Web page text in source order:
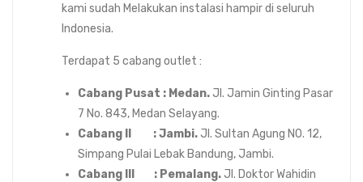
kami sudah Melakukan instalasi hampir di seluruh
Indonesia.
Terdapat 5 cabang outlet :
Cabang Pusat : Medan. Jl. Jamin Ginting Pasar
7 No. 843, Medan Selayang.
Cabang II : Jambi. Jl. Sultan Agung N0. 12,
Simpang Pulai Lebak Bandung, Jambi.
Cabang III : Pemalang. Jl. Doktor Wahidin